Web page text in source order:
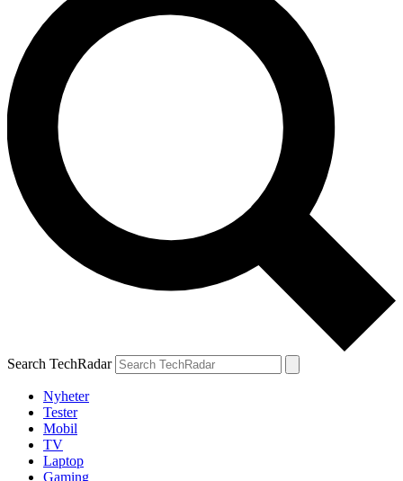
Search TechRadar
Nyheter
Tester
Mobil
TV
Laptop
Gaming